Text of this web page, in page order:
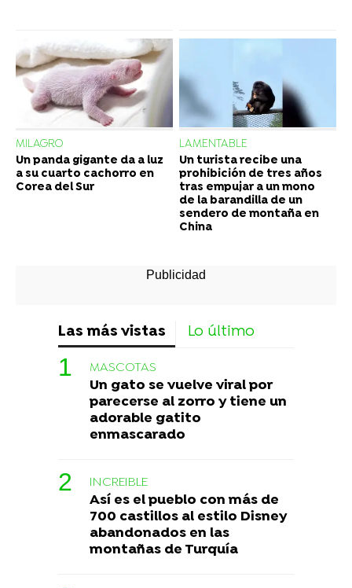
MILAGRO
Un panda gigante da a luz
a su cuarto cachorro en
Corea del Sur
LAMENTABLE
Un turista recibe una
prohibición de tres años
tras empujar a un mono
de la barandilla de un
sendero de montaña en
China
Las más vistas Lo último
MASCOTAS
Un gato se vuelve viral por
parecerse al zorro y tiene un
adorable gatito
enmascarado
INCREIBLE
Así es el pueblo con más de
700 castillos al estilo Disney
abandonados en las
montañas de Turquía